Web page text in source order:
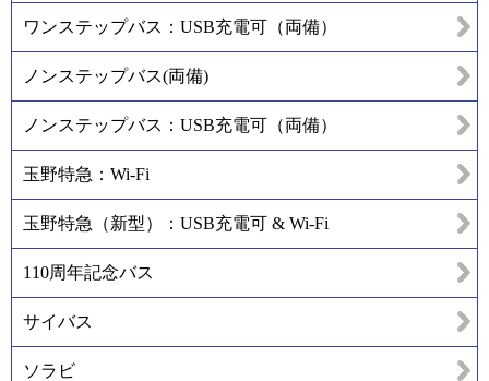
ワンステップバス：USB充電可（両備）
ノンステップバス(両備)
ノンステップバス：USB充電可（両備）
玉野特急：Wi-Fi
玉野特急（新型）：USB充電可 & Wi-Fi
110周年記念バス
サイバス
ソラビ